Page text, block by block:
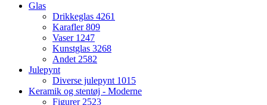
Glas
Drikkeglas 4261
Karafler809
Vaser 1247
Kunstglas 3268
Andet2582
Julepynt
Diverse julepynt 1015
Keramik og stentøj - Moderne
Figurer2523